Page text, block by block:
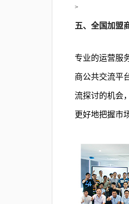
>
五、全国加盟
专业的运营服
商公共交流平
流探讨的机会
更好地把握市